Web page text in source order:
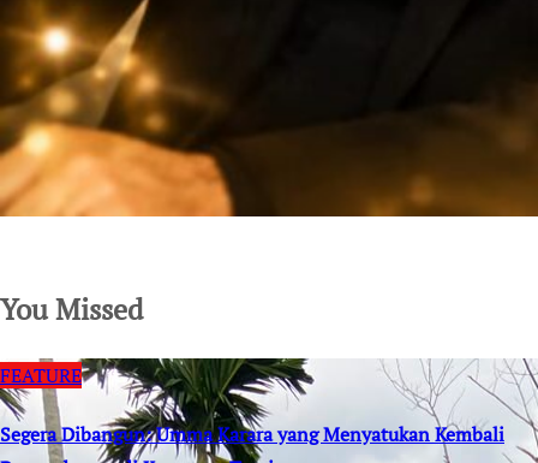
You Missed
FEATURE
Segera Dibangun: Umma Karara yang Menyatukan Kembali